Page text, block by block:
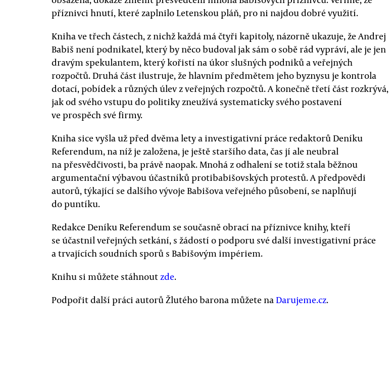
příznivci hnutí, které zaplnilo Letenskou pláň, pro ni najdou dobré využití.
Kniha ve třech částech, z nichž každá má čtyři kapitoly, názorně ukazuje, že Andrej
Babiš není podnikatel, který by něco budoval jak sám o sobě rád vypráví, ale je jen
dravým spekulantem, který kořistí na úkor slušných podniků a veřejných
rozpočtů. Druhá část ilustruje, že hlavním předmětem jeho byznysu je kontrola
dotací, pobídek a různých úlev z veřejných rozpočtů. A konečně třetí část rozkrývá,
jak od svého vstupu do politiky zneužívá systematicky svého postavení
ve prospěch své firmy.
Kniha sice vyšla už před dvěma lety a investigativní práce redaktorů Deníku
Referendum, na níž je založena, je ještě staršího data, čas jí ale neubral
na přesvědčivosti, ba právě naopak. Mnohá z odhalení se totiž stala běžnou
argumentační výbavou účastníků protibabišovských protestů. A předpovědi
autorů, týkající se dalšího vývoje Babišova veřejného působení, se naplňují
do puntíku.
Redakce Deníku Referendum se současně obrací na příznivce knihy, kteří
se účastnil veřejných setkání, s žádostí o podporu své další investigativní práce
a trvajících soudních sporů s Babišovým impériem.
Knihu si můžete stáhnoutzde.
Podpořit další práci autorů Žlutého barona můžete naDarujeme.cz.